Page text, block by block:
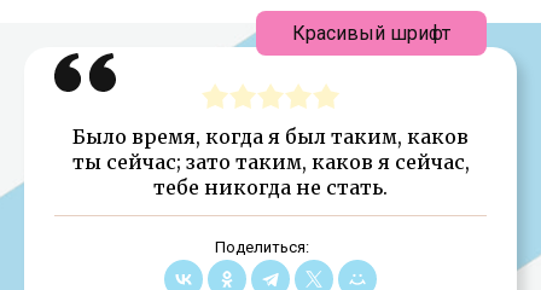
Было время, когда я был таким, каков
ты сейчас; зато таким, каков я сейчас,
тебе никогда не стать.
Поделиться:
Красивый шрифт